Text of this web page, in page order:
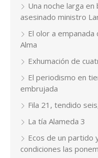
Una noche larga
asesinado ministro
El olor a
Alma
Exhumación de
El periodismo en
embrujada
Fila 21, tendido
La tía Alameda 3
Ecos de un partido
condiciones las